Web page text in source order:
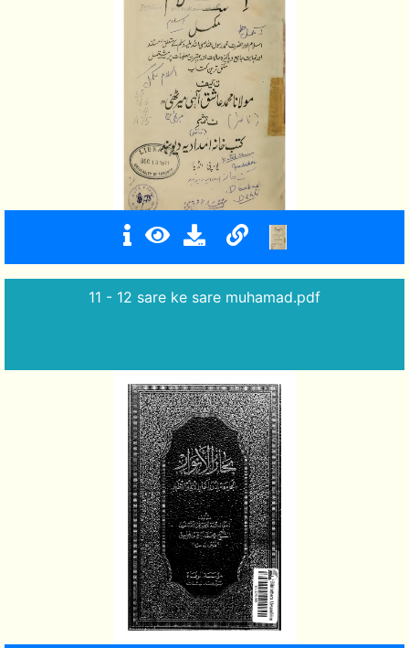
11 - 12 sare ke sare muhamad.pdf